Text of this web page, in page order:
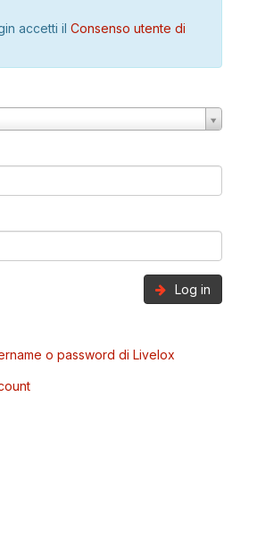
accetti il Consenso utente di
Log in
o password di Livelox